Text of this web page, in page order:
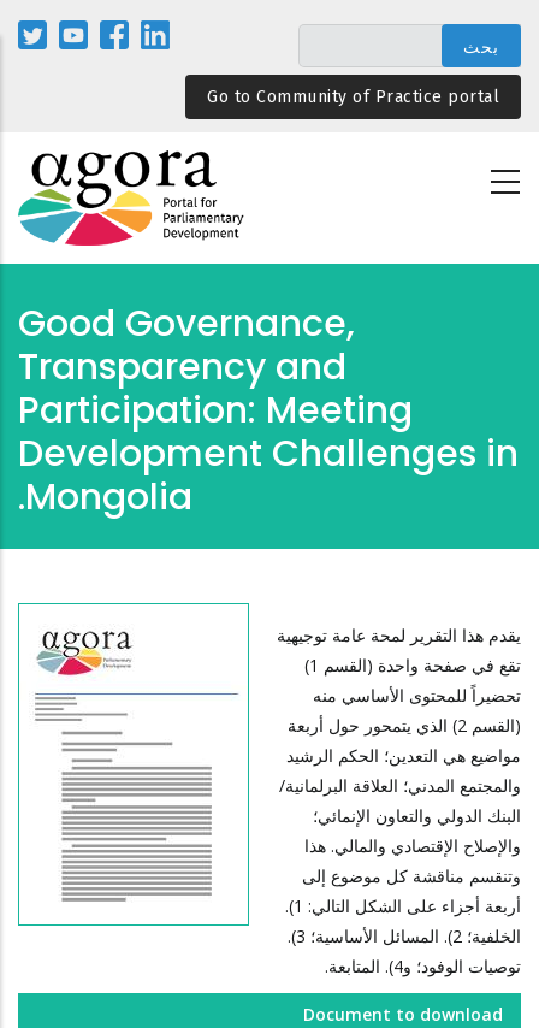
المحتوى
الرئيسيGo to Community of Practice portal
Good Governance,
Transparency and
Participation: Meeting
Development Challenges in
Mongolia.
يقدم هذا التقرير لمحة عامة توجيهية
تقع في صفحة واحدة (القسم 1)
تحضيراً للمحتوى الأساسي منه
(القسم 2) الذي يتمحور حول أربعة
مواضيع هي التعدين؛ الحكم الرشيد
والمجتمع المدني؛ العلاقة البرلمانية/
البنك الدولي والتعاون الإنمائي؛
والإصلاح الإقتصادي والمالي. هذا
وتنقسم مناقشة كل موضوع إلى
أربعة أجزاء على الشكل التالي: 1).
الخلفية؛ 2). المسائل الأساسية؛ 3).
توصيات الوفود؛ و4). المتابعة.
Document to download